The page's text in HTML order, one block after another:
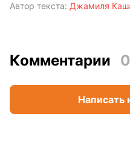
Автор текста: Джамиля
Комментарии 0
Написать